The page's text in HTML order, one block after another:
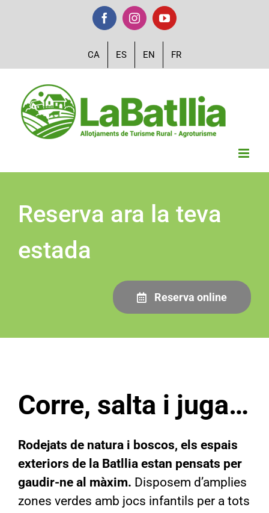
FacebookInstagramYouTube
CA ES EN FR
Reserva ara la teva
estada
Reserva online
Corre, salta i juga…
Rodejats de natura i boscos, els espais
exteriors de la Batllia estan pensats per
gaudir-ne al màxim. Disposem d’amplies
zones verdes amb jocs infantils per a tots